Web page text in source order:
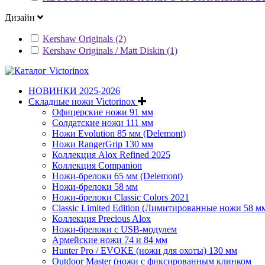
Дизайн
Kershaw Originals (2)
Kershaw Originals / Matt Diskin (1)
НОВИНКИ 2025-2026
Складные ножи Victorinox
Офицерские ножи 91 мм
Солдатские ножи 111 мм
Ножи Evolution 85 мм (Delemont)
Ножи RangerGrip 130 мм
Коллекция Alox Refined 2025
Коллекция Companion
Ножи-брелоки 65 мм (Delemont)
Ножи-брелоки 58 мм
Ножи-брелоки Classic Colors 2021
Classic Limited Edition (Лимитированные ножи 58
Коллекция Precious Alox
Ножи-брелоки с USB-модулем
Армейские ножи 74 и 84 мм
Hunter Pro / EVOKE (ножи для охоты) 130 мм
Outdoor Master (ножи с фиксированным клинком